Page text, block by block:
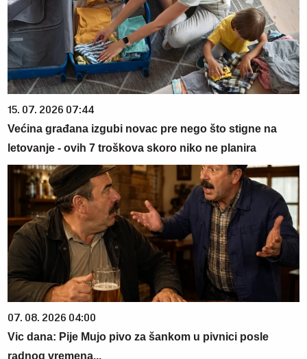
15. 07. 2026 07:44
Većina građana izgubi novac pre nego što stigne na
letovanje - ovih 7 troškova skoro niko ne planira
07. 08. 2026 04:00
Vic dana: Pije Mujo pivo za šankom u pivnici posle
radnog vremena...